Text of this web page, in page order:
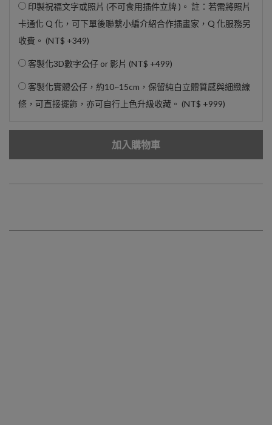
印製祝福文字或照片 (不可食用插件立牌 )。 註：若需將照片
卡通化 Q 化，可下單後聯繫小編介紹合作插畫家，Q 化服務另
收費。 (NT$ +349)
客製化3D數字公仔 or 影片 (NT$ +499)
客製化實體公仔，約10~15cm，保留純白立體質感與細緻線
條，可直接擺飾，亦可自行上色升級收藏。 (NT$ +999)
加入購物車